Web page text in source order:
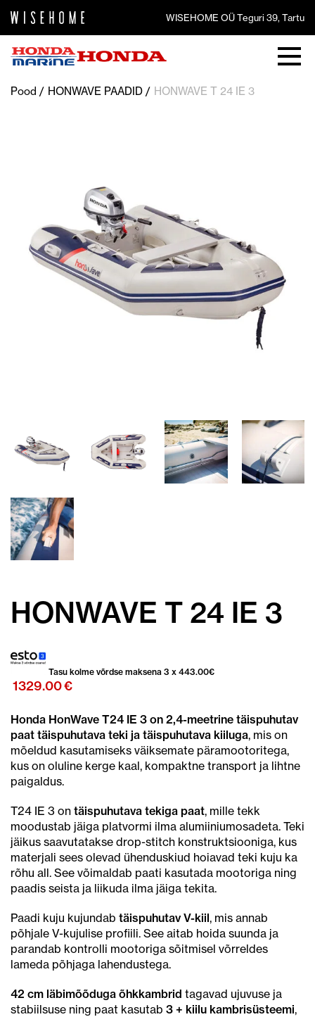
WISEHOME OÜ Teguri 39, Tartu
Pood HONWAVE PAADID HONWAVE T 24 IE 3
HONWAVE T 24 IE 3
Tasu kolme võrdse maksena 3 x 443.00€
1329.00€
Honda HonWave T24 IE 3 on 2,4-meetrine täispuhutav
paat täispuhutava teki ja täispuhutava kiiluga, mis on
mõeldud kasutamiseks väiksemate päramootoritega,
kus on oluline kerge kaal, kompaktne transport ja lihtne
paigaldus.
T24 IE 3 on täispuhutava tekiga paat, mille tekk
moodustab jäiga platvormi ilma alumiiniumosadeta. Teki
jäikus saavutatakse drop-stitch konstruktsiooniga, kus
materjali sees olevad ühenduskiud hoiavad teki kuju ka
rõhu all. See võimaldab paati kasutada mootoriga ning
paadis seista ja liikuda ilma jäiga tekita.
Paadi kuju kujundab täispuhutav V-kiil, mis annab
põhjale V-kujulise profiili. See aitab hoida suunda ja
parandab kontrolli mootoriga sõitmisel võrreldes
lameda põhjaga lahendustega.
42 cm läbimõõduga õhkkambrid tagavad ujuvuse ja
stabiilsuse ning paat kasutab 3 + kiilu kambrisüsteemi,